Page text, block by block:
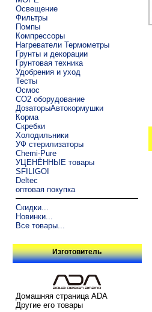
Освещение
Фильтры
Помпы
Компрессоры
Нагреватели Термометры
Грунты и декорации
Грунтовая техника
Удобрения и уход
Тесты
Осмос
CO2 оборудование
ДозаторыАвтокормушки
Корма
Скребки
Холодильники
УФ стерилизаторы
Chemi-Pure
УЦЕНЁННЫЕ товары
SFILIGOI
Deltec
оптовая покупка
Скидки...
Новинки...
Все товары...
Изготовитель
Домашняя страница ADA
Другие его товары